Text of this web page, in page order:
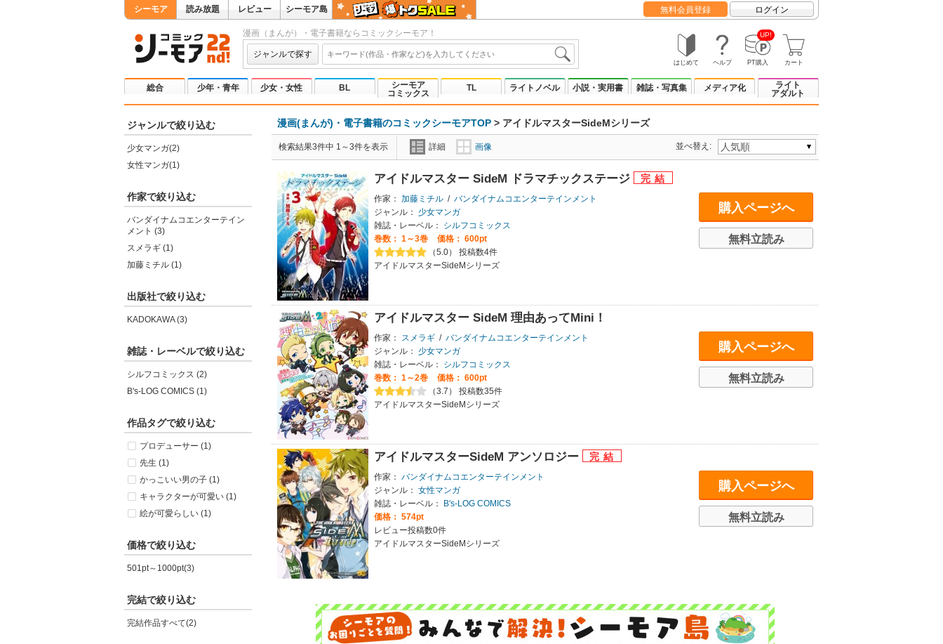
シーモア 読み放題 レビュー シーモア島 無料会員登録 ログイン
漫画（まんが）・電子書籍ならコミックシーモア！
ジャンルで探す
はじめて ヘルプ
UP!
PT購入 カート
総合 少年・青年 少女・女性 BL
シーモア
コミックス
TL ライトノベル 小説・実用書 雑誌・写真集 メディア化
ライト
アダルト
ジャンルで絞り込む
少女マンガ(2)
女性マンガ(1)
作家で絞り込む
バンダイナムコエンターテイン
メント (3)
スメラギ (1)
加藤ミチル (1)
出版社で絞り込む
KADOKAWA (3)
雑誌・レーベルで絞り込む
シルフコミックス (2)
B's-LOG COMICS (1)
作品タグで絞り込む
プロデューサー (1)
先生 (1)
かっこいい男の子 (1)
キャラクターが可愛い (1)
絵が可愛らしい (1)
価格で絞り込む
501pt～1000pt(3)
完結で絞り込む
完結作品すべて(2)
漫画(まんが)・電子書籍のコミックシーモアTOP > アイドルマスターSideMシリーズ
検索結果3件中 1～3件を表示 詳細 画像 並べ替え:
アイドルマスター SideM ドラマチックステージ
作家： 加藤ミチル / バンダイナムコエンターテインメント
ジャンル：
少女マンガ
雑誌・レーベル：
シルフコミックス
巻数： 1～3巻
価格： 600pt
（5.0） 投稿数4件
アイドルマスターSideMシリーズ
購入ページへ
無料立読み
アイドルマスター SideM 理由あってMini！
作家： スメラギ / バンダイナムコエンターテインメント
ジャンル：
少女マンガ
雑誌・レーベル：
シルフコミックス
巻数： 1～2巻
価格： 600pt
（3.7） 投稿数35件
アイドルマスターSideMシリーズ
購入ページへ
無料立読み
アイドルマスターSideM アンソロジー
作家： バンダイナムコエンターテインメント
ジャンル： 女性マンガ
雑誌・レーベル：
B's-LOG COMICS
価格： 574pt
レビュー投稿数0件
アイドルマスターSideMシリーズ
購入ページへ
無料立読み